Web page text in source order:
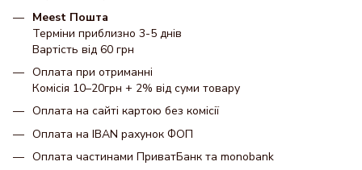
Meest Пошта
Терміни приблизно 3-5 днів
Вартість від 60 грн
Оплата при отриманні
Комісія 10–20грн + 2% від суми товару
Оплата на сайті картою без комісії
Оплата на IBAN рахунок ФОП
Оплата частинами ПриватБанк та monobank